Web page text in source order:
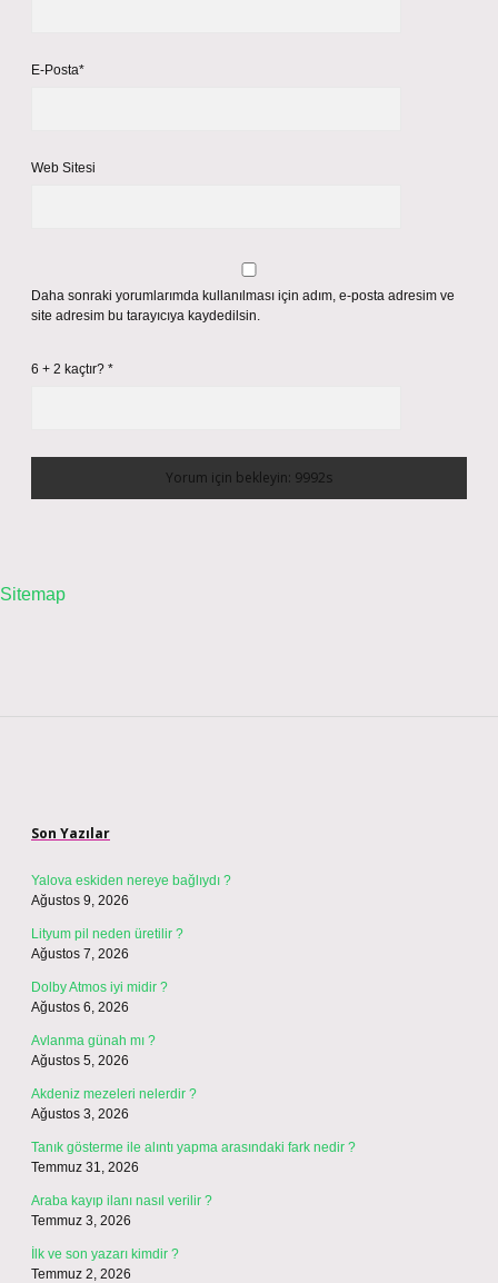
E-Posta*
Web Sitesi
Daha sonraki yorumlarımda kullanılması için adım, e-posta adresim ve
site adresim bu tarayıcıya kaydedilsin.
6 + 2 kaçtır? *
Sitemap
Son Yazılar
Yalova eskiden nereye bağlıydı ?
Ağustos 9, 2026
Lityum pil neden üretilir ?
Ağustos 7, 2026
Dolby Atmos iyi midir ?
Ağustos 6, 2026
Avlanma günah mı ?
Ağustos 5, 2026
Akdeniz mezeleri nelerdir ?
Ağustos 3, 2026
Tanık gösterme ile alıntı yapma arasındaki fark nedir ?
Temmuz 31, 2026
Araba kayıp ilanı nasıl verilir ?
Temmuz 3, 2026
İlk ve son yazarı kimdir ?
Temmuz 2, 2026